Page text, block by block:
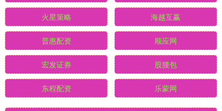
火星策略 海越互赢
普惠配资 顺应网
宏发证券 股腰包
东程配资 乐蒙网